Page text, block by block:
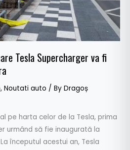
Tesla Supercharger va fi
, Noutati auto / By Dragoș
pe harta celor de la Tesla, prima
urmând să fie inaugurată la
începutul acestui an, Tesla